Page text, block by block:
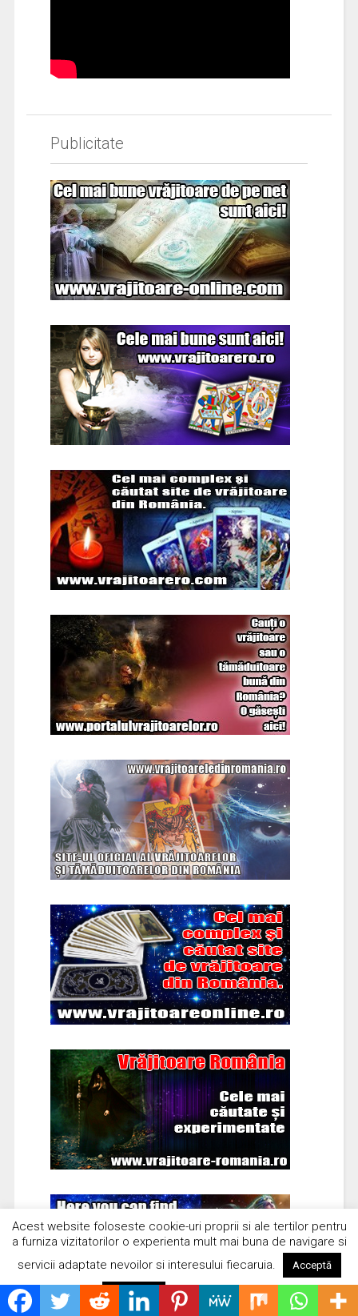
Publicitate
Acest website foloseste cookie-uri proprii si ale tertilor pentru
a furniza vizitatorilor o experienta mult mai buna de navigare si
servicii adaptate nevoilor si interesului fiecaruia.
Acceptă
Respinge Citește mai mult